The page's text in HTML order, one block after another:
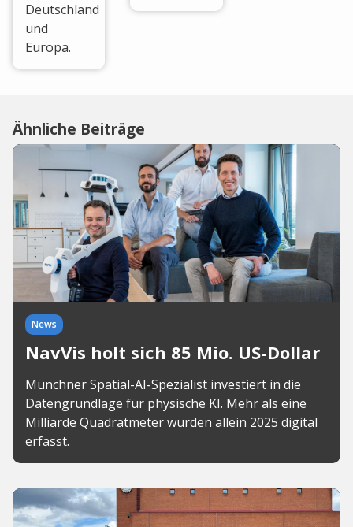
Deutschland
und
Europa.
Ähnliche Beiträge
News
NavVis holt sich 85 Mio. US-Dollar
Münchner Spatial-AI-Spezialist investiert in die
Datengrundlage für physische KI. Mehr als eine
Milliarde Quadratmeter wurden allein 2025 digital
erfasst.